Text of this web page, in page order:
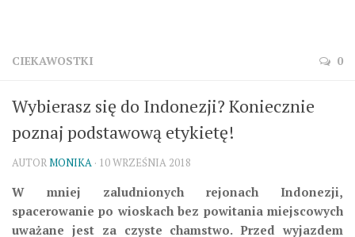
CIEKAWOSTKI 0
Wybierasz się do Indonezji? Koniecznie
poznaj podstawową etykietę!
AUTORMONIKA · 10 WRZEŚNIA 2018
W mniej zaludnionych rejonach Indonezji,
spacerowanie po wioskach bez powitania miejscowych
uważane jest za czyste chamstwo. Przed wyjazdem